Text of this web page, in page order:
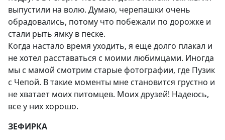
выпустили на волю. Думаю, черепашки очень
обрадовались, потому что побежали по дорожке и
стали рыть ямку в песке.
Когда настало время уходить, я еще долго плакал и
не хотел расставаться с моими любимцами. Иногда
мы с мамой смотрим старые фотографии, где Пузик
с Чепой. В такие моменты мне становится грустно и
не хватает моих питомцев. Моих друзей! Надеюсь,
все у них хорошо.
ЗЕФИРКА